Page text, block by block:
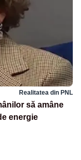
Realitatea din PNL
să amâne
energie